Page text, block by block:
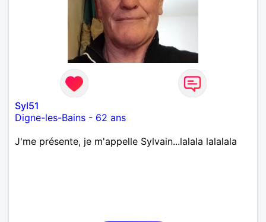
Syl51
Digne-les-Bains - 62 ans
J'me présente, je m'appelle Sylvain...lalala lalalala